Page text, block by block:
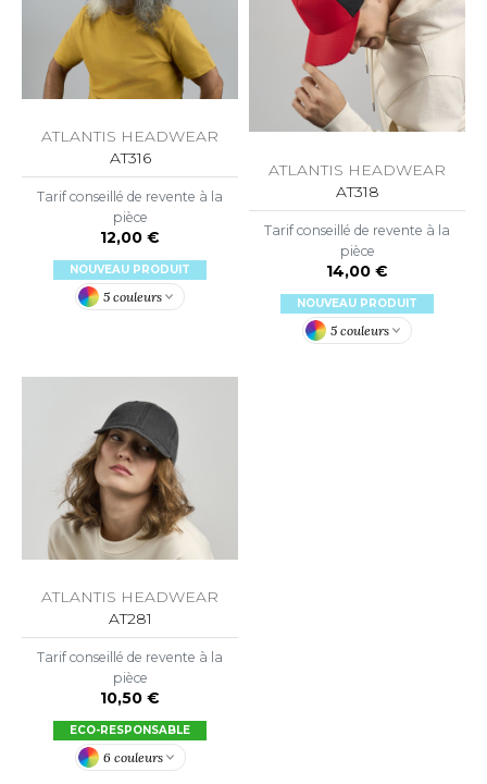
MILL
ATLANTIS HEADWEAR
AT316
Tarif conseillé de revente à la
pièce
12,00 €
NOUVEAU PRODUIT
5 couleurs
ATLANTIS HEADWEAR
AT318
Tarif conseillé de revente à la
pièce
14,00 €
NOUVEAU PRODUIT
5 couleurs
ATLANTIS HEADWEAR
AT281
Tarif conseillé de revente à la
pièce
10,50 €
ECO-RESPONSABLE
6 couleurs